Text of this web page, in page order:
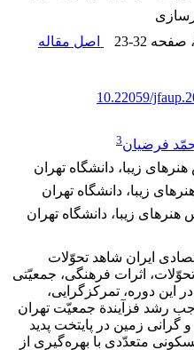
، صفحه 23-32
اصل مقاله
10.22059/
فرضیان3
زیبا، دانشگاه تهران
زیبا، دانشگاه تهران
هنرهای زیبا، دانشگاه تهران
ایران شاهد تحوّلات
اثرات فرهنگی، جمعیّتی
این دوره، تمرکزگرایی،
رشد فزآیندة جمعیّت تهران
گرانی زمین در پایتخت پدید
متعدّدی با بهره‌گیری از